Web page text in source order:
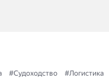
#Судоходство #Логистика